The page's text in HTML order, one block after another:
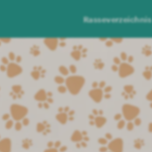
Rasseverzeichnis